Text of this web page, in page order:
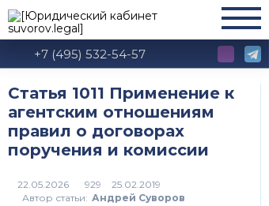
+7 (495) 532-54-57
Статья 1011 Применение к
агентским отношениям
правил о договорах
поручения и комиссии
929
Автор статьи: Андрей Суворов